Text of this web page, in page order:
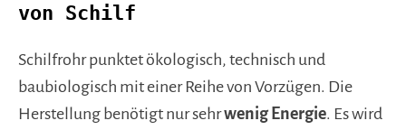
von Schilf
Schilfrohr punktet ökologisch, technisch und
baubiologisch mit einer Reihe von Vorzügen. Die
Herstellung benötigt nur sehrwenig Energie. Es wird